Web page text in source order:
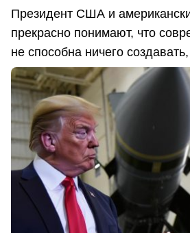
Президент США и
прекрасно понимают, что
не способна ничего